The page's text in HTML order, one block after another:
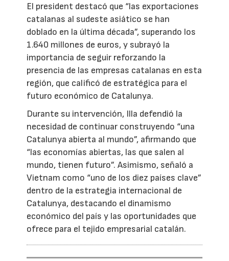
El president destacó que “las exportaciones
catalanas al sudeste asiático se han
doblado en la última década”, superando los
1.640 millones de euros, y subrayó la
importancia de seguir reforzando la
presencia de las empresas catalanas en esta
región, que calificó de estratégica para el
futuro económico de Catalunya.
Durante su intervención, Illa defendió la
necesidad de continuar construyendo “una
Catalunya abierta al mundo”, afirmando que
“las economías abiertas, las que salen al
mundo, tienen futuro”. Asimismo, señaló a
Vietnam como “uno de los diez países clave”
dentro de la estrategia internacional de
Catalunya, destacando el dinamismo
económico del país y las oportunidades que
ofrece para el tejido empresarial catalán.